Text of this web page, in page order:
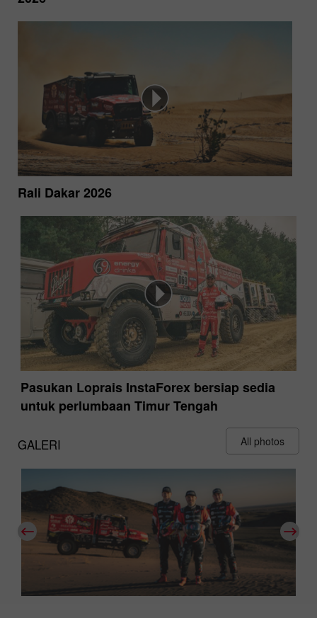
Rali Dakar 2026
Pasukan Loprais InstaForex bersiap sedia
untuk perlumbaan Timur Tengah
GALERI All photos